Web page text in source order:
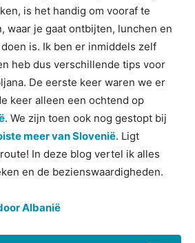
is het handig om vooraf te
waar je gaat ontbijten, lunchen en
is. Ik ben er inmiddels zelf
heb dus verschillende tips voor
De eerste keer waren we er
keer alleen een ochtend op
. We zijn toen ook nog gestopt bij
meer van Slovenië. Ligt
In deze blog vertel ik alles
en de bezienswaardigheden.
Albanië